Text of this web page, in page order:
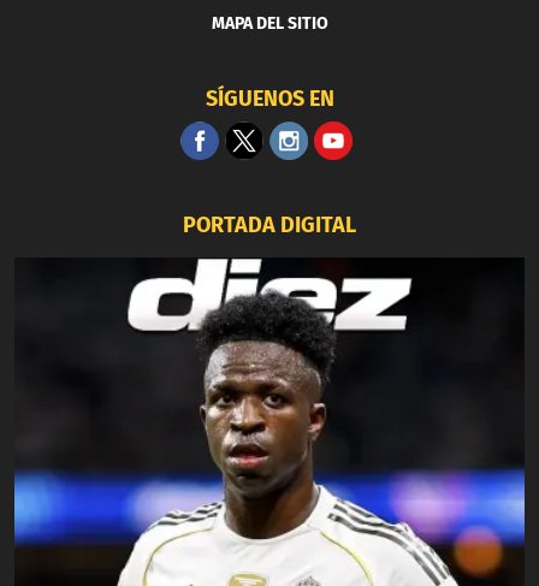
MAPA DEL SITIO
SÍGUENOS EN
PORTADA DIGITAL